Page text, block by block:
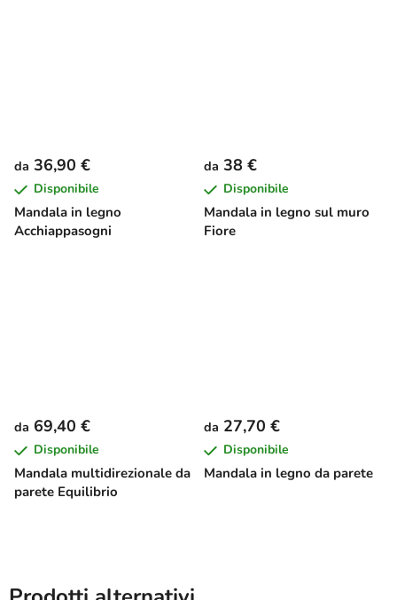
Mandala in legno
Acchiappasogni
da 36,90 €
Disponibile
Mandala in legno sul muro
Fiore
da 38 €
Disponibile
Mandala multidirezionale da
parete Equilibrio
da 69,40 €
Disponibile
Mandala in legno da parete
da 27,70 €
Disponibile